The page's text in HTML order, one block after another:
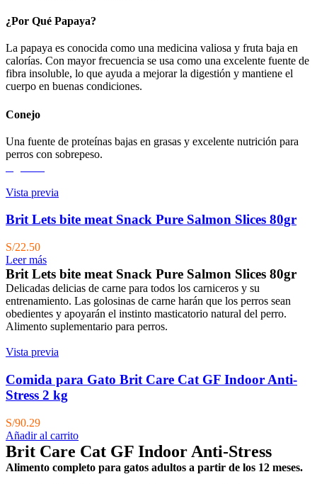
¿Por Qué Papaya?
La papaya es conocida como una medicina valiosa y fruta baja en
calorías. Con mayor frecuencia se usa como una excelente fuente de
fibra insoluble, lo que ayuda a mejorar la digestión y mantiene el
cuerpo en buenas condiciones.
Conejo
Una fuente de proteínas bajas en grasas y excelente nutrición para
perros con sobrepeso.
Vista previa
Brit Lets bite meat Snack Pure Salmon Slices 80gr
S/22.50
Leer más
Brit Lets bite meat Snack Pure Salmon Slices 80gr
Delicadas delicias de carne para todos los carniceros y su
entrenamiento. Las golosinas de carne harán que los perros sean
obedientes y apoyarán el instinto masticatorio natural del perro.
Alimento suplementario para perros.
Vista previa
Comida para Gato Brit Care Cat GF Indoor Anti-
Stress 2 kg
S/90.29
Añadir al carrito
Brit Care Cat GF Indoor Anti-Stress
Alimento completo para gatos adultos a partir de los 12 meses.